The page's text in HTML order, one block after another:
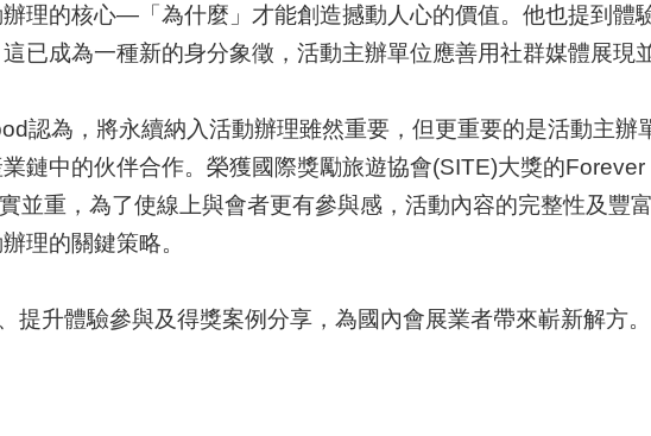
理的核心—「為什麼」才能創造撼動人心的價值。他也提到體
已成為一種新的身分象徵，活動主辦單位應善用社群媒體展現
認為，將永續納入活動辦理雖然重要，但更重要的是活動主辦
鏈中的伙伴合作。榮獲國際獎勵旅遊協會(SITE)大獎的
並重，為了使線上與會者更有參與感，活動內容的完整性及豐
理的關鍵策略。
升體驗參與及得獎案例分享，為國內會展業者帶來嶄新解方。